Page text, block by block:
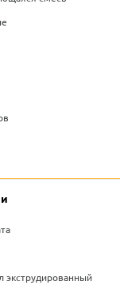
экструдированный